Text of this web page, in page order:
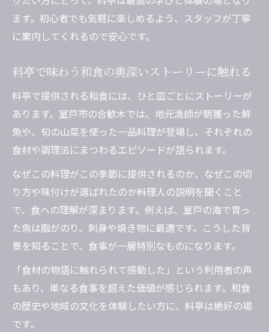
ます。初心者でも気軽に楽しめるよう、スタッフが丁寧
に案内してくれるので安心です。
料亭で味わう和食の奥深いストーリーに触れる
料亭で提供される和食には、ひと皿ごとにストーリーが
あります。室戸市の合歓木では、地元漁師が朝獲った鮮
魚や、旬の山菜を使った一品料理が登場し、それぞれの
食材や調理法にまつわるエピソードが語られます。
なぜこの料理がこの季節に提供されるのか、なぜこの切
り方や味付けが選ばれたのか――料理人の説明を聞くこと
で、食への理解が深まります。例えば、室戸の海で育っ
た魚は脂がのり、刺身や焼き物に最適です。こうした背
景を知ることで、食事が一層特別なものになります。
「食材の物語に触れられて感動した」という利用者の声
もあり、単なる食事を超えた価値が感じられます。和食
の歴史や地域の文化を体験したい方に、料亭は絶好の場
です。